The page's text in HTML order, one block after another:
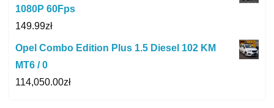
1080P 60Fps
149.99zł
Opel Combo Edition Plus 1.5 Diesel 102 KM
MT6 / 0
114,050.00zł